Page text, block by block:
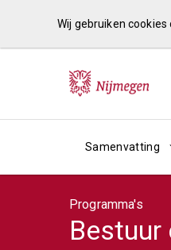
Wij gebruiken
Samenvatting
Programma's
Bestuur